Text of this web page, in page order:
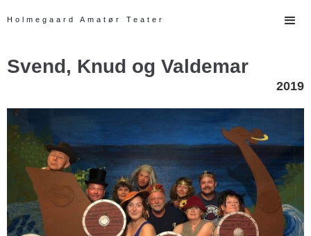
Holmegaard Amatør Teater
Svend, Knud og Valdemar
2019